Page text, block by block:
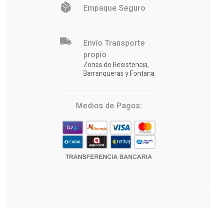
Empaque Seguro
Envío Transporte
propio
Zonas de Resistencia,
Barranqueras y Fontana.
Medios de Pagos: